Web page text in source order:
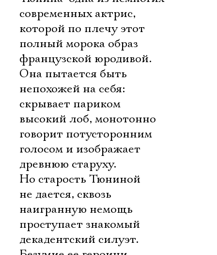
современных актрис,
которой по плечу этот
полный морока образ
французской юродивой.
Она пытается быть
непохожей на себя:
скрывает париком
высокий лоб, монотонно
говорит потусторонним
голосом и изображает
древнюю старуху.
Но старость Тюниной
не дается, сквозь
наигранную немощь
проступает знакомый
декадентский силуэт.